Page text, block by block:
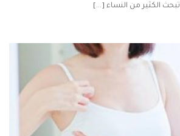
تبحث الكثير من النساء [...]